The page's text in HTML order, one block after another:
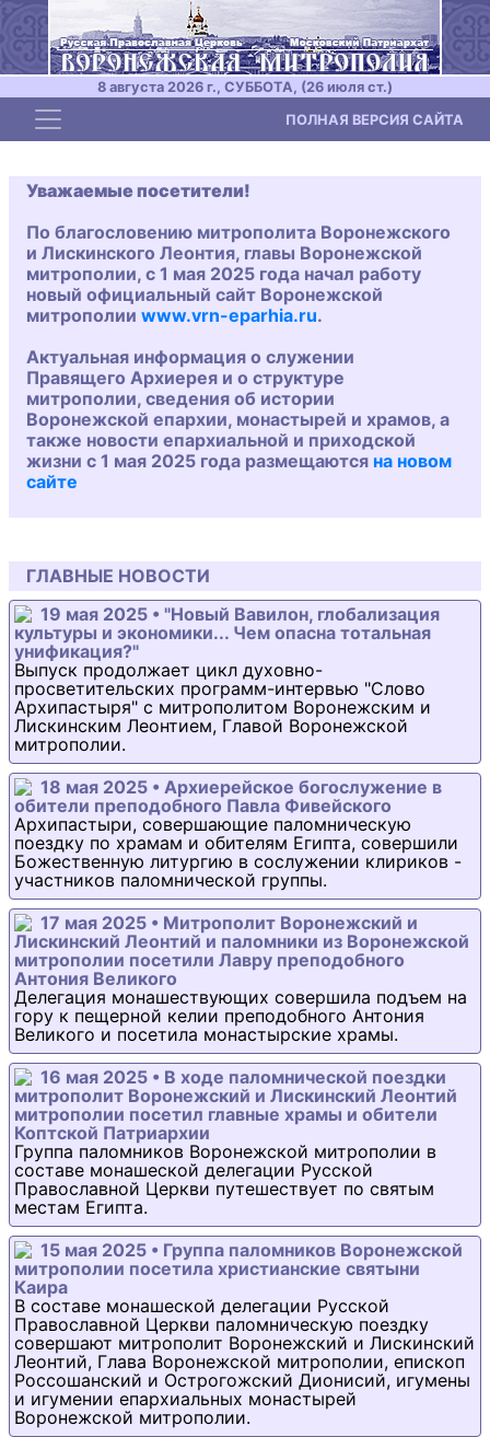
8 августа 2026 г., СУББОТА, (26 июля ст.)
Toggle navigation ПОЛНАЯ ВЕРСИЯ САЙТА
Уважаемые посетители!
По благословению митрополита Воронежского
и Лискинского Леонтия, главы Воронежской
митрополии, с 1 мая 2025 года начал работу
новый официальный сайт Воронежской
митрополии www.vrn-eparhia.ru.
Актуальная информация о служении
Правящего Архиерея и о структуре
митрополии, сведения об истории
Воронежской епархии, монастырей и храмов, а
также новости епархиальной и приходской
жизни с 1 мая 2025 года размещаются на новом
сайте
ГЛАВНЫЕ НОВОСТИ
19 мая 2025 • "Новый Вавилон, глобализация
культуры и экономики... Чем опасна тотальная
унификация?"
Выпуск продолжает цикл духовно-
просветительских программ-интервью "Слово
Архипастыря" с митрополитом Воронежским и
Лискинским Леонтием, Главой Воронежской
митрополии.
18 мая 2025 • Архиерейское богослужение в
обители преподобного Павла Фивейского
Архипастыри, совершающие паломническую
поездку по храмам и обителям Египта, совершили
Божественную литургию в сослужении клириков -
участников паломнической группы.
17 мая 2025 • Митрополит Воронежский и
Лискинский Леонтий и паломники из Воронежской
митрополии посетили Лавру преподобного
Антония Великого
Делегация монашествующих совершила подъем на
гору к пещерной келии преподобного Антония
Великого и посетила монастырские храмы.
16 мая 2025 • В ходе паломнической поездки
митрополит Воронежский и Лискинский Леонтий
митрополии посетил главные храмы и обители
Коптской Патриархии
Группа паломников Воронежской митрополии в
составе монашеской делегации Русской
Православной Церкви путешествует по святым
местам Египта.
15 мая 2025 • Группа паломников Воронежской
митрополии посетила христианские святыни
Каира
В составе монашеской делегации Русской
Православной Церкви паломническую поездку
совершают митрополит Воронежский и Лискинский
Леонтий, Глава Воронежской митрополии, епископ
Россошанский и Острогожский Дионисий, игумены
и игумении епархиальных монастырей
Воронежской митрополии.